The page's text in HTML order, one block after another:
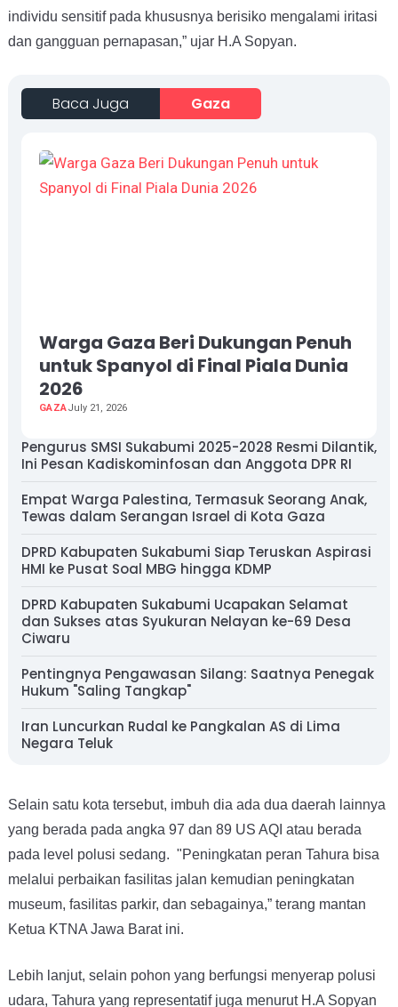
individu sensitif pada khususnya berisiko mengalami iritasi
dan gangguan pernapasan,” ujar H.A Sopyan.
Baca Juga Gaza
Warga Gaza Beri Dukungan Penuh
untuk Spanyol di Final Piala Dunia
2026
GAZAJuly 21, 2026
Pengurus SMSI Sukabumi 2025-2028 Resmi Dilantik,
Ini Pesan Kadiskominfosan dan Anggota DPR RI
Empat Warga Palestina, Termasuk Seorang Anak,
Tewas dalam Serangan Israel di Kota Gaza
DPRD Kabupaten Sukabumi Siap Teruskan Aspirasi
HMI ke Pusat Soal MBG hingga KDMP
DPRD Kabupaten Sukabumi Ucapakan Selamat
dan Sukses atas Syukuran Nelayan ke-69 Desa
Ciwaru
Pentingnya Pengawasan Silang: Saatnya Penegak
Hukum "Saling Tangkap"
Iran Luncurkan Rudal ke Pangkalan AS di Lima
Negara Teluk
Selain satu kota tersebut, imbuh dia ada dua daerah lainnya
yang berada pada angka 97 dan 89 US AQI atau berada
pada level polusi sedang. "Peningkatan peran Tahura bisa
melalui perbaikan fasilitas jalan kemudian peningkatan
museum, fasilitas parkir, dan sebagainya,” terang mantan
Ketua KTNA Jawa Barat ini.
Lebih lanjut, selain pohon yang berfungsi menyerap polusi
udara, Tahura yang representatif juga menurut H.A Sopyan